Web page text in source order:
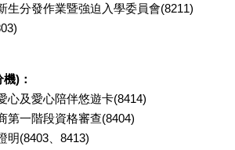
生分發作業暨強迫入學委員會(8211)
)：
心及愛心陪伴悠遊卡(8414)
第一階段資格審查(8404)
明(8403、8413)